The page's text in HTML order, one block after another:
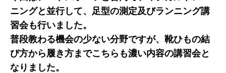
ニングと並行して、足型の測定及びランニング講
習会も行いました。
普段教わる機会の少ない分野ですが、靴ひもの結
び方から履き方までこちらも濃い内容の講習会と
なりました。